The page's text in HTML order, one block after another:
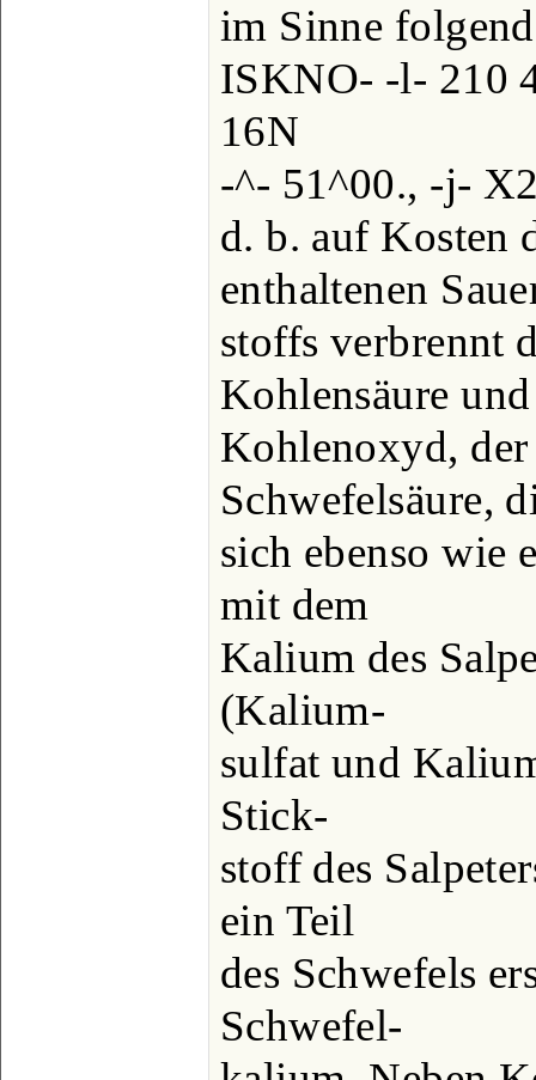
im Sinne
ISKNO- -l- 210
16N
-^- 51^00., -j-
d. b. auf Kosten
enthaltenen
stoffs verbrennt
Kohlensäure und
Kohlenoxyd,
Schwefelsäure,
sich ebenso wie
mit dem
Kalium des
(Kalium-
sulfat und
Stick-
stoff des
ein Teil
des Schwefels
Schwefel-